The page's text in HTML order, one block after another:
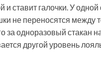
и ставит галочки. У
не переносятся между
за одноразовый
другой уровень